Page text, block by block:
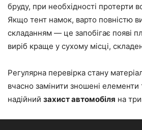
бруду, при необхідності протерти
Якщо тент намок, варто повністю
складанням — це запобігає появі
виріб краще у сухому місці,
Регулярна перевірка стану
вчасно замінити зношені елементи
надійний захист автомобіля на